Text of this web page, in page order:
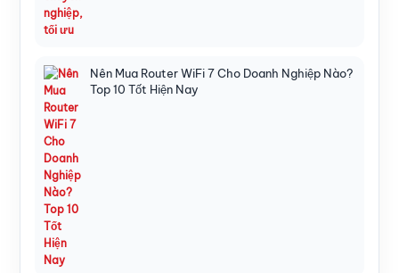
Nên Mua Router WiFi 7 Cho Doanh Nghiệp Nào?
Top 10 Tốt Hiện Nay